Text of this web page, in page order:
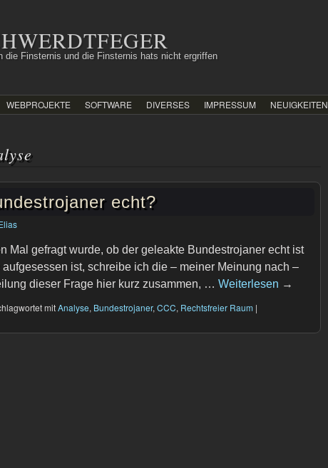
die Finsternis und die Finsternis hats nicht ergriffen
WEBPROJEKTE SOFTWARE DIVERSES IMPRESSUM NEUIGKEITEN
echt?
Mal gefragt wurde, ob der geleakte Bundestrojaner echt ist
ist, schreibe ich die – meiner Meinung nach –
dieser Frage hier kurz zusammen, … Weiterlesen →
mitAnalyse, Bundestrojaner, CCC, Rechtsfreier Raum |